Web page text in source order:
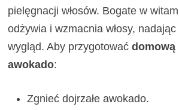
pielęgnacji włosów. Bogate w
odżywia i wzmacnia włosy,
wygląd. Aby przygotowaćdomową
awokado:
Zgnieć dojrzałe awokado.